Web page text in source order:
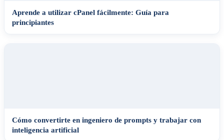
Aprende a utilizar cPanel fácilmente: Guía para
principiantes
Cómo convertirte en ingeniero de prompts y trabajar con
inteligencia artificial